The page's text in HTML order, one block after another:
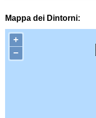
Mappa dei Dintorni:
+
−